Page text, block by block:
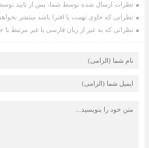
نظرات ارسال شده توسط شما، پس از تایید
نظراتی که حاوی تهمت یا افترا باشد منتشر
نظراتی که به غیر از زبان فارسی یا غیر مرتبط با